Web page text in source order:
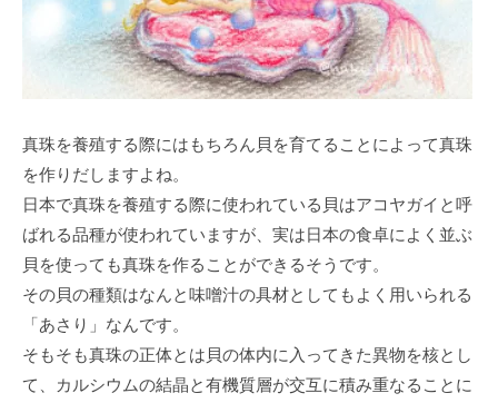
真珠を養殖する際にはもちろん貝を育てることによって真珠
を作りだしますよね。
日本で真珠を養殖する際に使われている貝はアコヤガイと呼
ばれる品種が使われていますが、実は日本の食卓によく並ぶ
貝を使っても真珠を作ることができるそうです。
その貝の種類はなんと味噌汁の具材としてもよく用いられる
「あさり」なんです。
そもそも真珠の正体とは貝の体内に入ってきた異物を核とし
て、カルシウムの結晶と有機質層が交互に積み重なることに